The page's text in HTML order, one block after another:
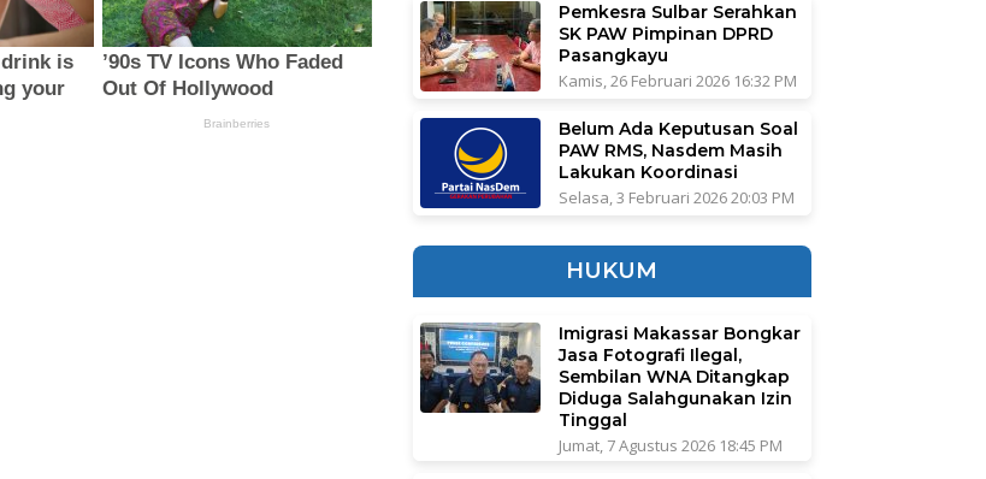
Pemkesra Sulbar Serahkan
SK PAW Pimpinan DPRD
Pasangkayu
Kamis, 26 Februari 2026 16:32 PM
Belum Ada Keputusan Soal
PAW RMS, Nasdem Masih
Lakukan Koordinasi
Selasa, 3 Februari 2026 20:03 PM
HUKUM
Imigrasi Makassar Bongkar
Jasa Fotografi Ilegal,
Sembilan WNA Ditangkap
Diduga Salahgunakan Izin
Tinggal
Jumat, 7 Agustus 2026 18:45 PM